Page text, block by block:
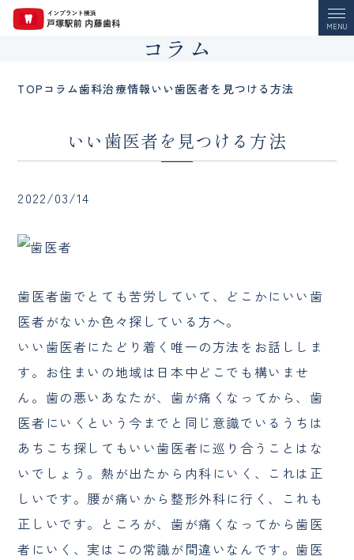
MENU
コラム
TOP コラム歯科治療情報いい歯医者を見つける方法
いい歯医者を見つける方法
2022/03/14
歯医者歯でとても苦労していて、どこかにいい歯
医者がないか色々探している方へ。
いい歯医者にたどり着く唯一の方法をお話ししま
す。お住まいの地域は日本中どこでも構いませ
ん。歯の悪いあなたが、歯が痛くなってから、歯
医者にいくという今までと同じ意識でいるうちは
あちこち探してもいい歯医者に巡り合うことはな
いでしょう。熱が出たから内科にいく、これは正
しいです。腰が痛いから整形外科に行く、これも
正しいです。ところが、歯が痛くなってから歯医
者にいく、実はこの常識が間違いなんです。歯医